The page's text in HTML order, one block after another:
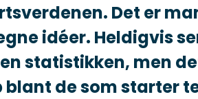
Det er
idéer. Heldigvis
statistikken, men
blant de som starter